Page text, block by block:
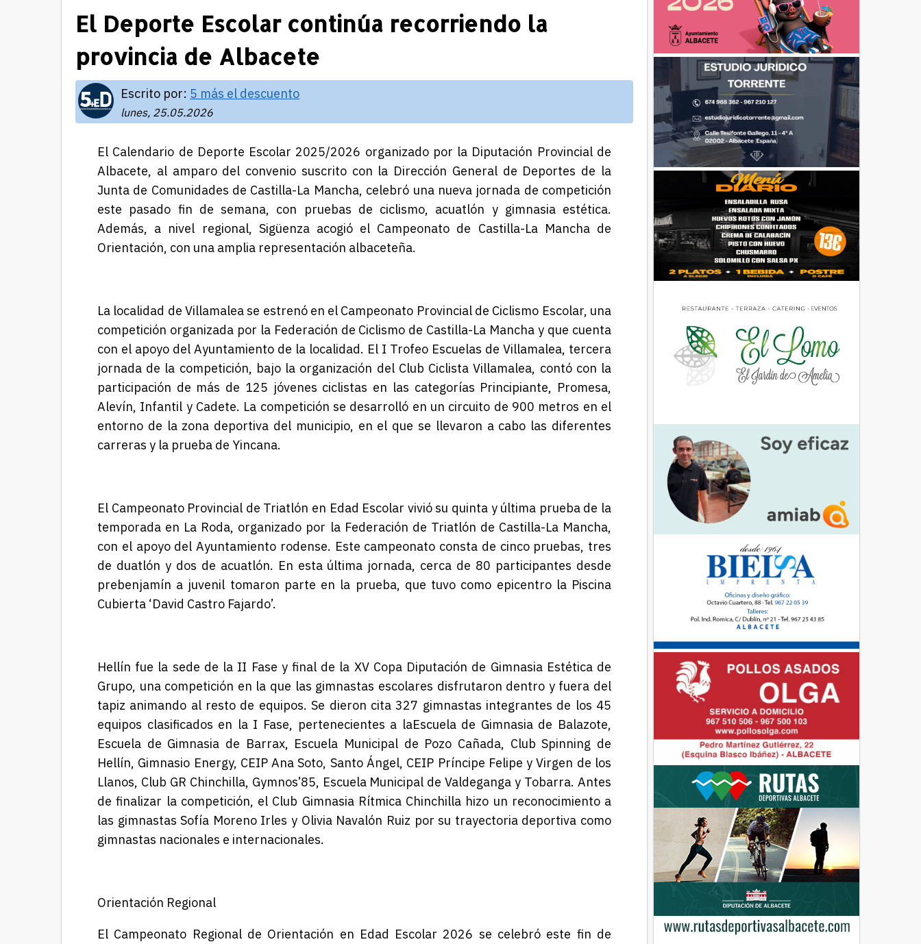
El Deporte Escolar continúa recorriendo la
provincia de Albacete
Escrito por: 5 más el descuento
lunes, 25.05.2026
El Calendario de Deporte Escolar 2025/2026 organizado por la Diputación Provincial de
Albacete, al amparo del convenio suscrito con la Dirección General de Deportes de la
Junta de Comunidades de Castilla-La Mancha, celebró una nueva jornada de competición
este pasado fin de semana, con pruebas de ciclismo, acuatlón y gimnasia estética.
Además, a nivel regional, Sigüenza acogió el Campeonato de Castilla-La Mancha de
Orientación, con una amplia representación albaceteña.
La localidad de Villamalea se estrenó en el Campeonato Provincial de Ciclismo Escolar, una
competición organizada por la Federación de Ciclismo de Castilla-La Mancha y que cuenta
con el apoyo del Ayuntamiento de la localidad. El I Trofeo Escuelas de Villamalea, tercera
jornada de la competición, bajo la organización del Club Ciclista Villamalea, contó con la
participación de más de 125 jóvenes ciclistas en las categorías Principiante, Promesa,
Alevín, Infantil y Cadete. La competición se desarrolló en un circuito de 900 metros en el
entorno de la zona deportiva del municipio, en el que se llevaron a cabo las diferentes
carreras y la prueba de Yincana.
El Campeonato Provincial de Triatlón en Edad Escolar vivió su quinta y última prueba de la
temporada en La Roda, organizado por la Federación de Triatlón de Castilla-La Mancha,
con el apoyo del Ayuntamiento rodense. Este campeonato consta de cinco pruebas, tres
de duatlón y dos de acuatlón. En esta última jornada, cerca de 80 participantes desde
prebenjamín a juvenil tomaron parte en la prueba, que tuvo como epicentro la Piscina
Cubierta ‘David Castro Fajardo’.
Hellín fue la sede de la II Fase y final de la XV Copa Diputación de Gimnasia Estética de
Grupo, una competición en la que las gimnastas escolares disfrutaron dentro y fuera del
tapiz animando al resto de equipos.Se dieron cita 327 gimnastas integrantes de los 45
equipos clasificados en la I Fase, pertenecientes a laEscuela de Gimnasia de Balazote,
Escuela de Gimnasia de Barrax, Escuela Municipal de Pozo Cañada, Club Spinning de
Hellín, Gimnasio Energy, CEIP Ana Soto, Santo Ángel, CEIP Príncipe Felipe y Virgen de los
Llanos, Club GR Chinchilla, Gymnos’85, Escuela Municipal de Valdeganga y Tobarra. Antes
de finalizar la competición, el Club Gimnasia Rítmica Chinchilla hizo un reconocimiento a
las gimnastas Sofía Moreno Irles y Olivia Navalón Ruiz por su trayectoria deportiva como
gimnastas nacionales e internacionales.
Orientación Regional
El Campeonato Regional de Orientación en Edad Escolar 2026 se celebró este fin de